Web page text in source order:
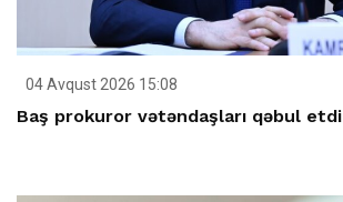
04 Avqust 2026 15:08
Baş prokuror vətəndaşları qəbul etdi